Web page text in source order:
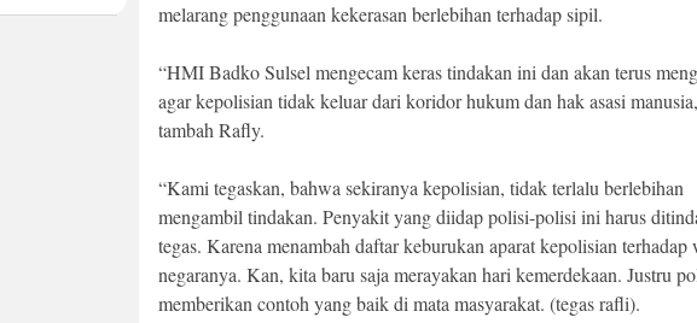
melarang penggunaan kekerasan berlebihan terhadap sipil.
“HMI Badko Sulsel mengecam keras tindakan ini dan akan terus
agar kepolisian tidak keluar dari koridor hukum dan hak asasi
tambah Rafly.
“Kami tegaskan, bahwa sekiranya kepolisian, tidak terlalu berlebihan
mengambil tindakan. Penyakit yang diidap polisi-polisi ini harus
tegas. Karena menambah daftar keburukan aparat kepolisian terhadap
negaranya. Kan, kita baru saja merayakan hari kemerdekaan. Justru
memberikan contoh yang baik di mata masyarakat. (tegas rafli).